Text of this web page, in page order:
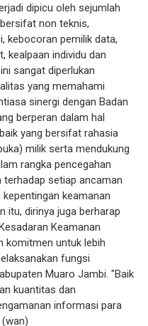
dipicu oleh sejumlah
non teknis,
kebocoran pemilik data,
kealpaan individu dan
sangat diperlukan
yang memahami
sinergi dengan Badan
berperan dalam hal
yang bersifat rahasia
milik serta mendukung
rangka pencegahan
terhadap setiap ancaman
keamanan
itu, dirinya juga berharap
Keamanan
komitmen untuk lebih
fungsi
Muaro Jambi. "Baik
kuantitas dan
informasi para